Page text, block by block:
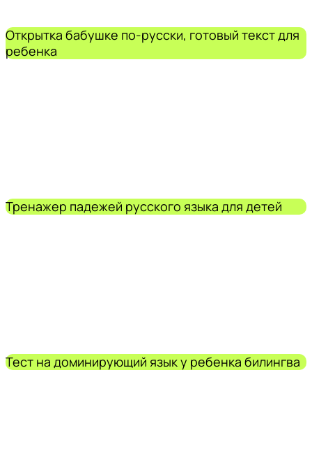
Открытка бабушке по-русски, готовый текст для
ребенка
Тренажер падежей русского языка для детей
Тест на доминирующий язык у ребенка билингва